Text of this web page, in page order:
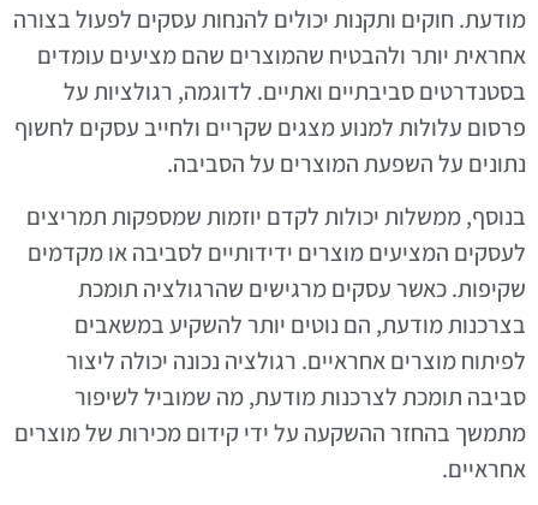
מודעת. חוקים ותקנות יכולים להנחות עסקים לפעול בצורה
אחראית יותר ולהבטיח שהמוצרים שהם מציעים עומדים
בסטנדרטים סביבתיים ואתיים. לדוגמה, רגולציות על
פרסום עלולות למנוע מצגים שקריים ולחייב עסקים לחשוף
נתונים על השפעת המוצרים על הסביבה.
בנוסף, ממשלות יכולות לקדם יוזמות שמספקות תמריצים
לעסקים המציעים מוצרים ידידותיים לסביבה או מקדמים
שקיפות. כאשר עסקים מרגישים שהרגולציה תומכת
בצרכנות מודעת, הם נוטים יותר להשקיע במשאבים
לפיתוח מוצרים אחראיים. רגולציה נכונה יכולה ליצור
סביבה תומכת לצרכנות מודעת, מה שמוביל לשיפור
מתמשך בהחזר ההשקעה על ידי קידום מכירות של מוצרים
אחראיים.